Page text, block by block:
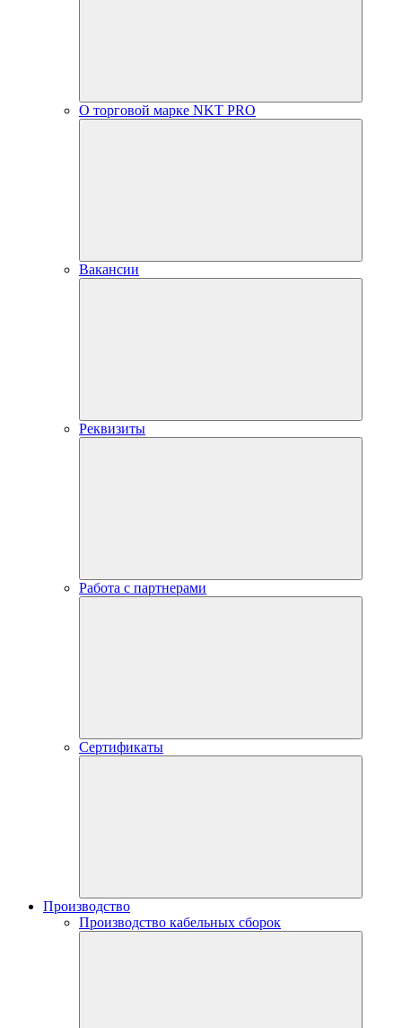
О торговой марке NKT PRO
Вакансии
Реквизиты
Работа с партнерами
Сертификаты
Производство
Производство кабельных сборок